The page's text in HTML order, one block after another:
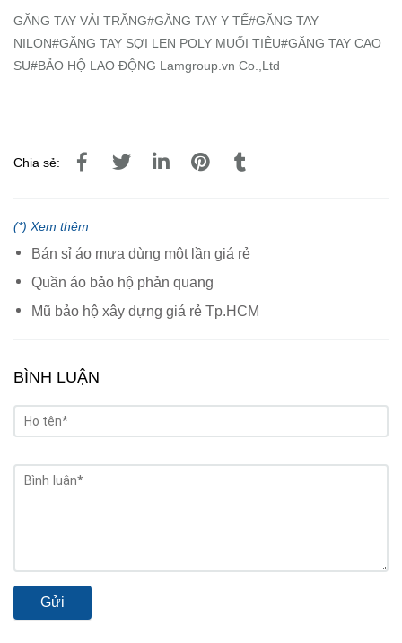
GĂNG TAY VẢI TRẮNG#GĂNG TAY Y TẾ#GĂNG TAY
NILON#GĂNG TAY SỢI LEN POLY MUỐI TIÊU#GĂNG TAY CAO
SU#BẢO HỘ LAO ĐỘNG Lamgroup.vn Co.,Ltd
Chia sẻ:
(*) Xem thêm
Bán sỉ áo mưa dùng một lần giá rẻ
Quần áo bảo hộ phản quang
Mũ bảo hộ xây dựng giá rẻ Tp.HCM
BÌNH LUẬN
Gửi